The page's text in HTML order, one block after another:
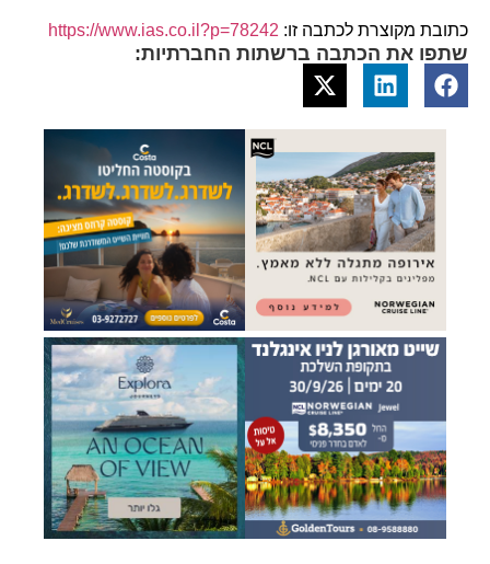
כתובת מקוצרת לכתבה זו: https://www.ias.co.il?p=78242
שתפו את הכתבה ברשתות החברתיות: